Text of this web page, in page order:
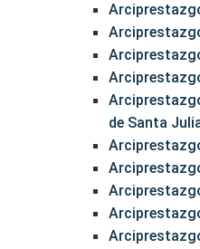
de Santa